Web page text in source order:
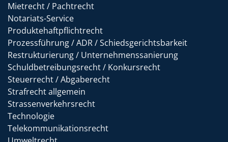
Mietrecht / Pachtrecht
Notariats-Service
Produktehaftpflichtrecht
Prozessführung / ADR / Schiedsgerichtsbarkeit
Restrukturierung / Unternehmenssanierung
Schuldbetreibungsrecht / Konkursrecht
Steuerrecht / Abgaberecht
Strafrecht allgemein
Strassenverkehrsrecht
Technologie
Telekommunikationsrecht